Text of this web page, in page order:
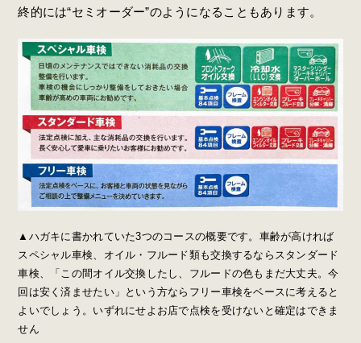
終的には“セミオーダー”のようになることもあります。
▲ハガキに書かれていた3つのコースの概要です。車齢が高ければ
スペシャル車検、オイル・フルード類も交換するならスタンダード
車検、「この間オイル交換したし、フルードの色もまだ大丈夫。今
回は安く済ませたい」という方ならフリー車検をベースに考えると
よいでしょう。いずれにせよお店で点検を受けないと確定はできま
せん